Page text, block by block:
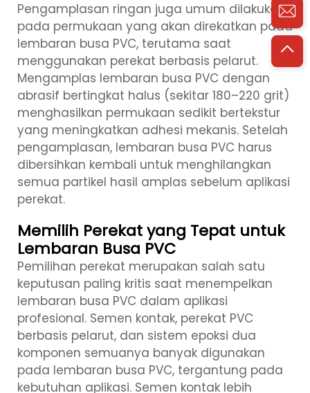
Pengamplasan ringan juga umum dilakukan
pada permukaan yang akan direkatkan pada
lembaran busa PVC, terutama saat
menggunakan perekat berbasis pelarut.
Mengamplas lembaran busa PVC dengan
abrasif bertingkat halus (sekitar 180–220 grit)
menghasilkan permukaan sedikit bertekstur
yang meningkatkan adhesi mekanis. Setelah
pengamplasan, lembaran busa PVC harus
dibersihkan kembali untuk menghilangkan
semua partikel hasil amplas sebelum aplikasi
perekat.
Memilih Perekat yang Tepat untuk
Lembaran Busa PVC
Pemilihan perekat merupakan salah satu
keputusan paling kritis saat menempelkan
lembaran busa PVC dalam aplikasi
profesional. Semen kontak, perekat PVC
berbasis pelarut, dan sistem epoksi dua
komponen semuanya banyak digunakan
pada lembaran busa PVC, tergantung pada
kebutuhan aplikasi. Semen kontak lebih